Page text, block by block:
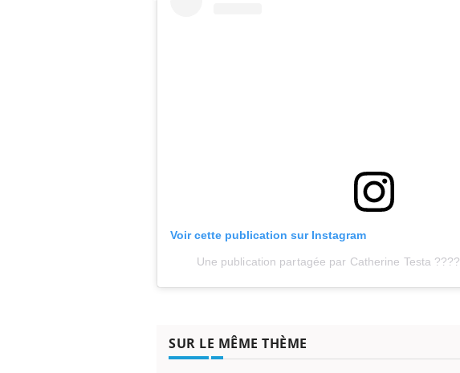
Voir cette publication sur Instagram
Une publication partagée par Catherine Testa
SUR LE MÊME THÈME